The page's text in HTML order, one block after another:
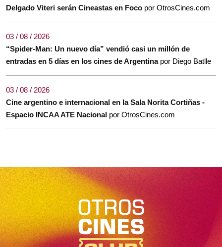
Delgado Viteri serán Cineastas en Foco por OtrosCines.com
03 / 08 / 2026
“Spider-Man: Un nuevo día” vendió casi un millón de
entradas en 5 días en los cines de Argentina por Diego Batlle
03 / 08 / 2026
Cine argentino e internacional en la Sala Norita Cortiñas -
Espacio INCAA ATE Nacional por OtrosCines.com